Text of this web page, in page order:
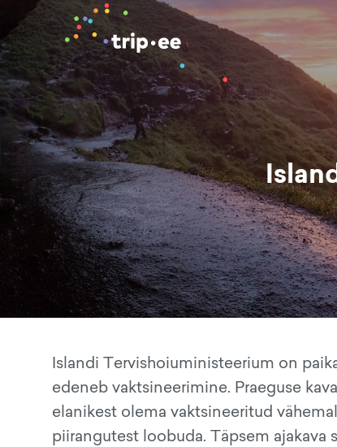
Islandi Tervishoiuministeerium on
edeneb vaktsineerimine. Praeguse
elanikest olema vaktsineeritud
piirangutest loobuda. Täpsem